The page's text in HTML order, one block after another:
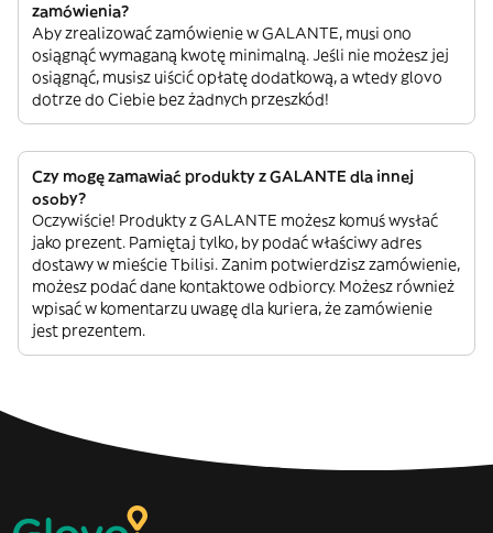
zamówienia?
Aby zrealizować zamówienie w GALANTE, musi ono
osiągnąć wymaganą kwotę minimalną. Jeśli nie możesz jej
osiągnąć, musisz uiścić opłatę dodatkową, a wtedy glovo
dotrze do Ciebie bez żadnych przeszkód!
Czy mogę zamawiać produkty z GALANTE dla innej
osoby?
Oczywiście! Produkty z GALANTE możesz komuś wysłać
jako prezent. Pamiętaj tylko, by podać właściwy adres
dostawy w mieście Tbilisi. Zanim potwierdzisz zamówienie,
możesz podać dane kontaktowe odbiorcy. Możesz również
wpisać w komentarzu uwagę dla kuriera, że zamówienie
jest prezentem.